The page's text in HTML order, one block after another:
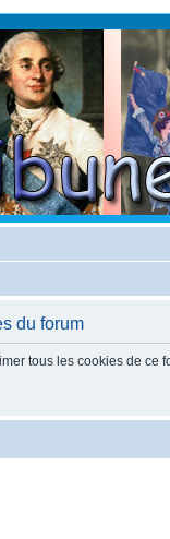
du forum
tous les cookies de ce